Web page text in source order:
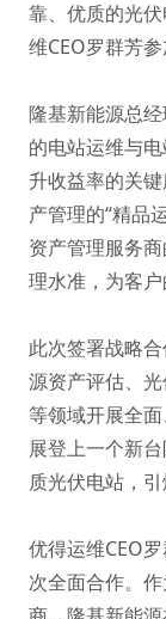
靠、优质的光
维CEO罗群芳参
隆基新能源总
的电站运维与
升收益率的关
产管理的“精品
资产管理服务
理水准，为客户
此次签署战略
源资产评估、
等领域开展全
展登上一个新
质光伏电站，
优得运维CEO
次全面合作。